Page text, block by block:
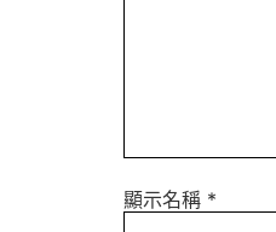
顯示名稱 *